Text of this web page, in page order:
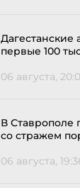
Дагестанские
первые 100
06 августа,
В Ставрополе
со стражем
06 августа,